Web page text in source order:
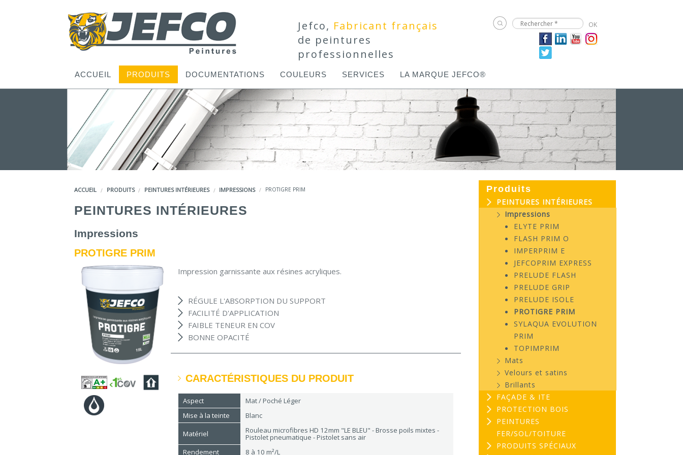
Jefco, Fabricant français
de peintures
professionnelles
ACCUEIL PRODUITS DOCUMENTATIONS COULEURS SERVICES LA MARQUE JEFCO®
ACCUEIL PRODUITS PEINTURES INTÉRIEURES IMPRESSIONS PROTIGRE PRIM
PEINTURES INTÉRIEURES
Impressions
PROTIGRE PRIM
Impression garnissante aux résines acryliques.
RÉGULE L'ABSORPTION DU SUPPORT
FACILITÉ D'APPLICATION
FAIBLE TENEUR EN COV
BONNE OPACITÉ
CARACTÉRISTIQUES DU PRODUIT
Aspect
Mat / Poché Léger
Mise à la teinte
Blanc
Matériel
Rouleau microfibres HD 12mm "LE BLEU" - Brosse poils mixtes -
Pistolet pneumatique - Pistolet sans air
Rendement
8 à 10 m²/L
Produits
PEINTURES INTÉRIEURES
Impressions
ELYTE PRIM
FLASH PRIM O
IMPERPRIM E
JEFCOPRIM EXPRESS
PRELUDE FLASH
PRELUDE GRIP
PRELUDE ISOLE
PROTIGRE PRIM
SYLAQUA EVOLUTION
PRIM
TOPIMPRIM
Mats
Velours et satins
Brillants
FAÇADE & ITE
PROTECTION BOIS
PEINTURES
FER/SOL/TOITURE
PRODUITS SPÉCIAUX